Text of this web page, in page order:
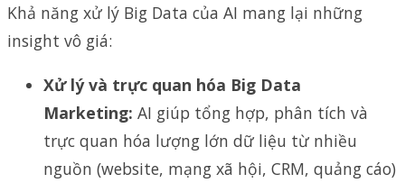
Khả năng xử lý Big Data của AI mang lại những
insight vô giá:
Xử lý và trực quan hóa Big Data
Marketing: AI giúp tổng hợp, phân tích và
trực quan hóa lượng lớn dữ liệu từ nhiều
nguồn (website, mạng xã hội, CRM, quảng cáo)